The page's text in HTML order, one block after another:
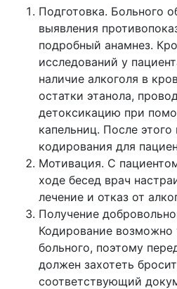
Подготовка. Больного
выявления
подробный анамнез.
исследований у
наличие алкоголя в
остатки этанола,
детоксикацию при
капельниц. После
кодирования для
Мотивация. С
ходе бесед врач
лечение и отказ от
Получение
Кодирование
больного, поэтому
должен захотеть
соответствующий